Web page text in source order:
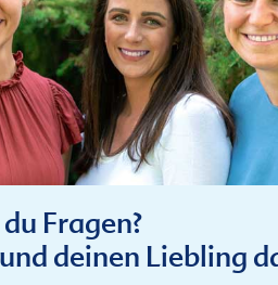
Fragen?
deinen Liebling